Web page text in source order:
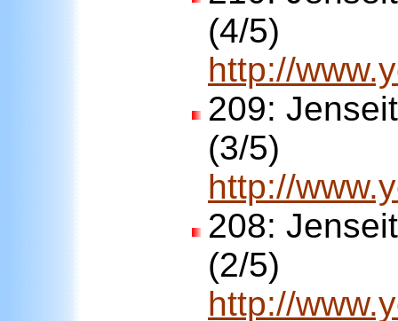
(4/5)
http://
209:
(3/5)
http://
208:
(2/5)
http://